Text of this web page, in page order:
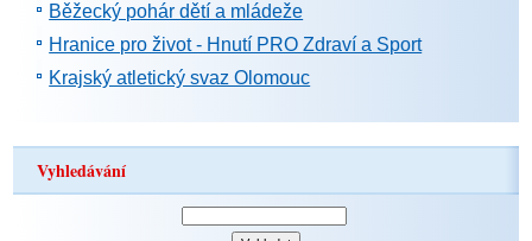
Běžecký pohár dětí a mládeže
Hranice pro život - Hnutí PRO Zdraví a Sport
Krajský atletický svaz Olomouc
Vyhledávání